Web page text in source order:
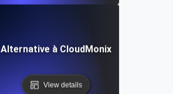
Alternative à CloudMonix
View details